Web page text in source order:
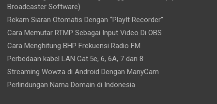
Broadcaster Software)
Rekam Siaran Otomatis Dengan “PlayIt Recorder”
Cara Memutar RTMP Sebagai Input Video Di OBS
Cara Menghitung BHP Frekuensi Radio FM
Perbedaan kabel LAN Cat.5e, 6, 6A, 7 dan 8
Streaming Wowza di Android Dengan ManyCam
Perlindungan Nama Domain di Indonesia